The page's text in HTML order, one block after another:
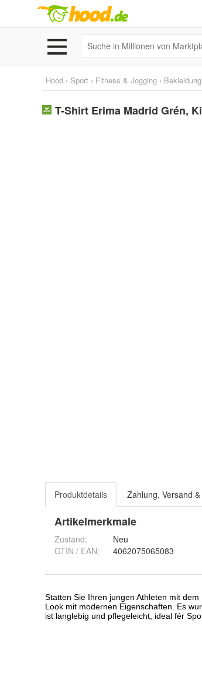
Hood › Sport › Fitness & Jogging › Bekleidung
T-Shirt Erima Madrid Grén,
Produktdetails Zahlung, Versand
Artikelmerkmale
Zustand:
Neu
GTIN / EAN:
4062075065083